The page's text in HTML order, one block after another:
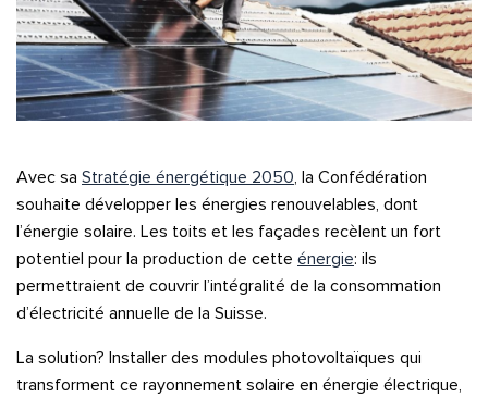
Avec sa Stratégie énergétique 2050, la Confédération
souhaite développer les énergies renouvelables, dont
l’énergie solaire. Les toits et les façades recèlent un fort
potentiel pour la production de cette énergie: ils
permettraient de couvrir l’intégralité de la consommation
d’électricité annuelle de la Suisse.
La solution? Installer des modules photovoltaïques qui
transforment ce rayonnement solaire en énergie électrique,